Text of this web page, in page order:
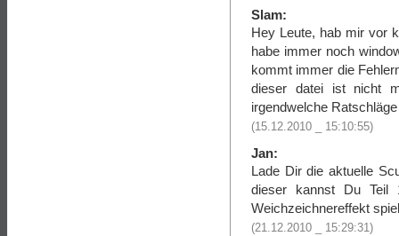
Slam:
Hey Leute, hab mir vor
habe immer noch
kommt immer die
dieser datei ist nicht
irgendwelche
(15.12.2010 _ 15:10:55)
Jan:
Lade Dir die aktuelle
dieser kannst Du Teil
Weichzeichnereffekt
(21.12.2010 _ 15:29:31)